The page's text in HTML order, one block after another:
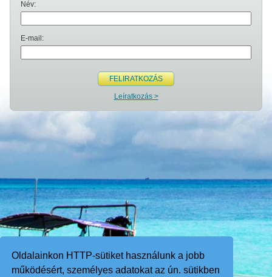
Oldalainkon HTTP-sütiket használunk a jobb
működésért, személyes adatokat az ún. sütikben
Név:
E-mail:
FELIRATKOZÁS
Leíratkozás >